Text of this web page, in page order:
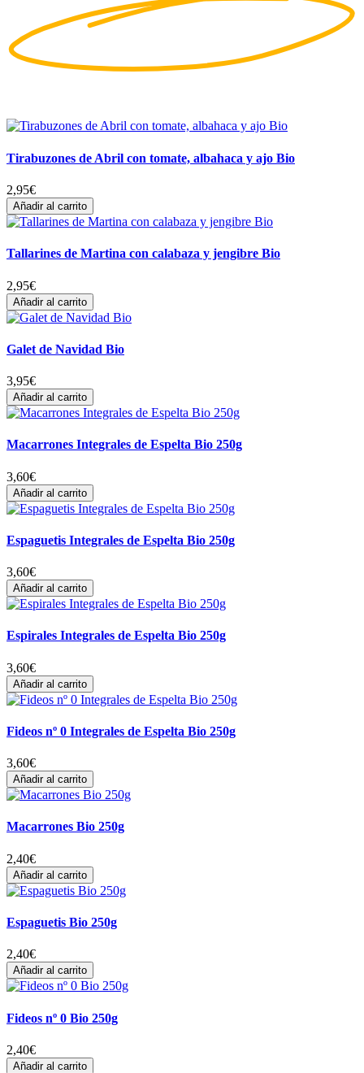
Tirabuzones de Abril con tomate, albahaca y ajo Bio
2,95€
Añadir al carrito
Tallarines de Martina con calabaza y jengibre Bio
2,95€
Añadir al carrito
Galet de Navidad Bio
3,95€
Añadir al carrito
Macarrones Integrales de Espelta Bio 250g
3,60€
Añadir al carrito
Espaguetis Integrales de Espelta Bio 250g
3,60€
Añadir al carrito
Espirales Integrales de Espelta Bio 250g
3,60€
Añadir al carrito
Fideos nº 0 Integrales de Espelta Bio 250g
3,60€
Añadir al carrito
Macarrones Bio 250g
2,40€
Añadir al carrito
Espaguetis Bio 250g
2,40€
Añadir al carrito
Fideos nº 0 Bio 250g
2,40€
Añadir al carrito